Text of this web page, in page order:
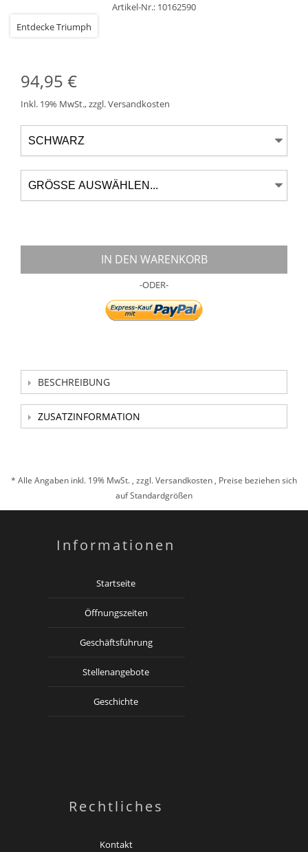
Artikel-Nr.: 10162590
94,95 €
Inkl. 19% MwSt.,zzgl.Versandkosten
IN DEN WARENKORB
-ODER-
BESCHREIBUNG
ZUSATZINFORMATION
* Alle Angaben inkl. 19% MwSt. , zzgl.Versandkosten , Preise beziehen sich
auf Standardgrößen
Informationen
Startseite
Öffnungszeiten
Geschäftsführung
Stellenangebote
Geschichte
Rechtliches
Kontakt